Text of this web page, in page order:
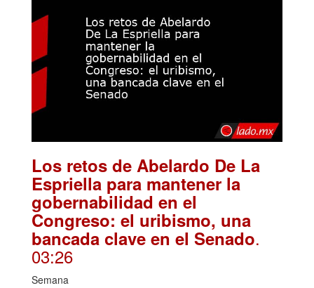
Los retos de Abelardo De La
Espriella para mantener la
gobernabilidad en el
Congreso: el uribismo, una
bancada clave en el Senado.
03:26
Semana